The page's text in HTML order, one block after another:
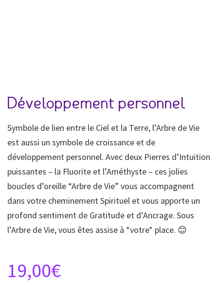
Développement personnel
Symbole de lien entre le Ciel et la Terre, l’Arbre de Vie
est aussi un symbole de croissance et de
développement personnel. Avec deux Pierres d’Intuition
puissantes – la Fluorite et l’Améthyste – ces jolies
boucles d’oreille “Arbre de Vie” vous accompagnent
dans votre cheminement Spirituel et vous apporte un
profond sentiment de Gratitude et d’Ancrage. Sous
l’Arbre de Vie, vous êtes assise à *votre* place. 😊
19,00€